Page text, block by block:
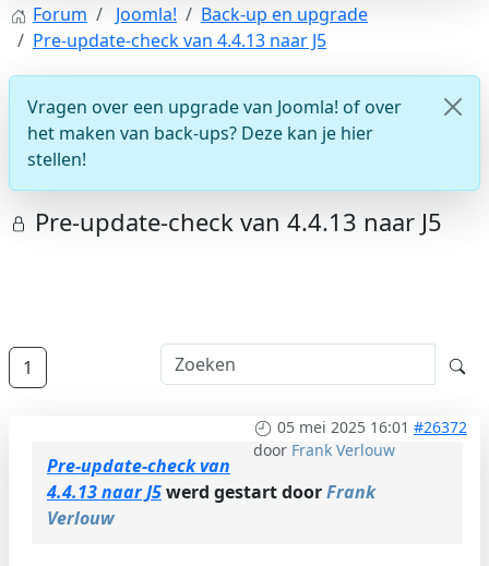
Forum Joomla!
Back-up en upgrade
Pre-update-check van 4.4.13 naar J5
Vragen over een upgrade van Joomla! of over
het maken van back-ups? Deze kan je hier
stellen!
Pre-update-check van 4.4.13 naar J5
1
05 mei 2025 16:01 #26372
door Frank Verlouw
Pre-update-check van
4.4.13 naar J5werd gestart doorFrank
Verlouw